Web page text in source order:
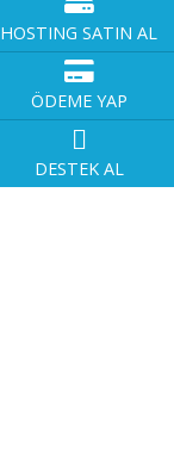
HOSTING SATIN AL
ÖDEME YAP
DESTEK AL